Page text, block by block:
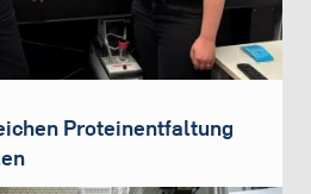
Proteinentfaltung